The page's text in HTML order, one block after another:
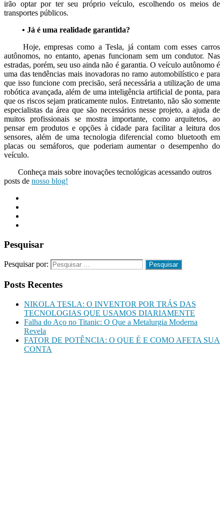
irão optar por ter seu próprio veículo, escolhendo os meios de
transportes públicos.
• Já é uma realidade garantida?
Hoje, empresas como a Tesla, já contam com esses carros
autônomos, no entanto, apenas funcionam sem um condutor. Nas
estradas, porém, seu uso ainda não é garantia. O veículo autônomo é
uma das tendências mais inovadoras no ramo automobilístico e para
que isso funcione com precisão, será necessária a utilização de uma
robótica avançada, além de uma inteligência artificial de ponta, para
que os riscos sejam praticamente nulos. Entretanto, não são somente
especialistas da área que são necessários nesse projeto, a ajuda de
muitos profissionais se mostra importante, como arquitetos, ao
pensar em produtos e opções à cidade para facilitar a leitura dos
sensores, além de uma tecnologia diferencial como bluetooth em
placas ou semáforos, que poderiam aumentar o desempenho do
veículo.
Conheça mais sobre inovações tecnológicas acessando outros
posts de nosso blog!
Pesquisar
Pesquisar por:
Posts Recentes
NIKOLA TESLA: O INVENTOR POR TRÁS DAS
TECNOLOGIAS QUE USAMOS DIARIAMENTE
Falha do Aço no Titanic: O Que a Metalurgia Moderna
Revela
FATOR DE POTÊNCIA: O QUE É E COMO AFETA SUA
CONTA